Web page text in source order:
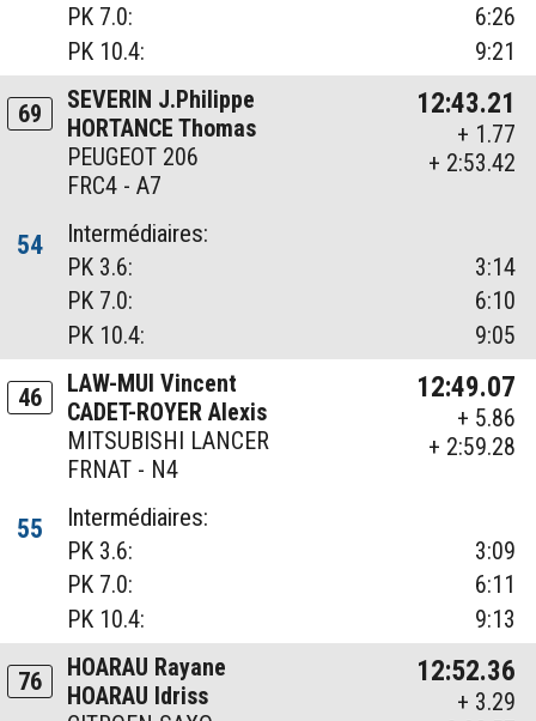
PK 7.0:
6:26
PK 10.4:
9:21
69
SEVERIN J.Philippe
HORTANCE Thomas
PEUGEOT 206
FRC4 - A7
12:43.21
+ 1.77
+ 2:53.42
54
Intermédiaires:
PK 3.6:
3:14
PK 7.0:
6:10
PK 10.4:
9:05
46
LAW-MUI Vincent
CADET-ROYER Alexis
MITSUBISHI LANCER
FRNAT - N4
12:49.07
+ 5.86
+ 2:59.28
55
Intermédiaires:
PK 3.6:
3:09
PK 7.0:
6:11
PK 10.4:
9:13
76
HOARAU Rayane
HOARAU Idriss
12:52.36
+ 3.29